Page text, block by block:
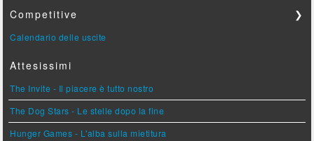
Competitive ❯
Calendario delle uscite
Attesissimi
The Invite - Il piacere è tutto nostro
The Dog Stars - Le stelle dopo la fine
Hunger Games - L'alba sulla mietitura